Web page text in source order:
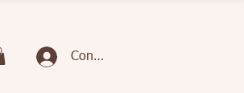
Connexion